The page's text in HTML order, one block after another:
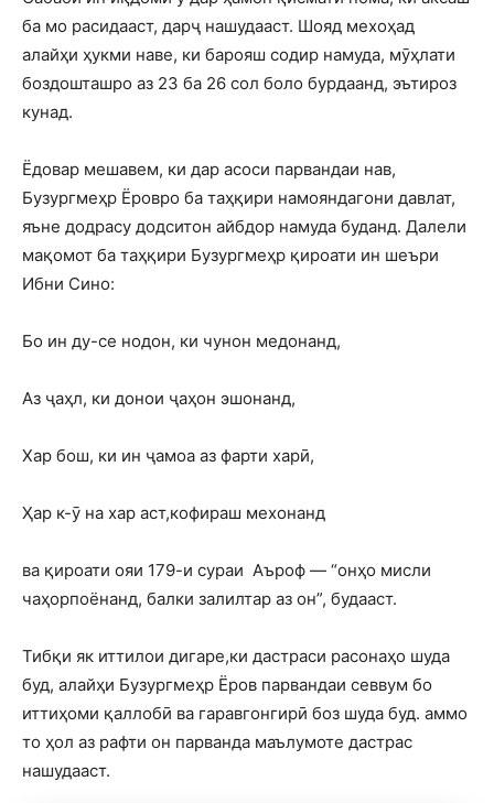
ба мо расидааст, дарҷ нашудааст. Шояд мехоҳад
алайҳи ҳукми наве, ки барояш содир намуда, мӯҳлати
боздошташро аз 23 ба 26 сол боло бурдаанд, эътироз
кунад.
Ёдовар мешавем, ки дар асоси парвандаи нав,
Бузургмеҳр Ёровро ба таҳқири намояндагони давлат,
яъне додрасу додситон айбдор намуда буданд. Далели
мақомот ба таҳқири Бузургмеҳр қироати ин шеъри
Ибни Сино:
Бо ин ду-се нодон, ки чунон медонанд,
Аз ҷаҳл, ки донои ҷаҳон эшонанд,
Хар бош, ки ин ҷамоа аз фарти харӣ,
Ҳар к-ӯ на хар аст,кофираш мехонанд
ва қироати ояи 179-и сураи Аъроф — “онҳо мисли
чаҳорпоёнанд, балки залилтар аз он”, будааст.
Тибқи як иттилои дигаре,ки дастраси расонаҳо шуда
буд, алайҳи Бузургмеҳр Ёров парвандаи севвум бо
иттиҳоми қаллобӣ ва гаравгонгирӣ боз шуда буд. аммо
то ҳол аз рафти он парванда маълумоте дастрас
нашудааст.